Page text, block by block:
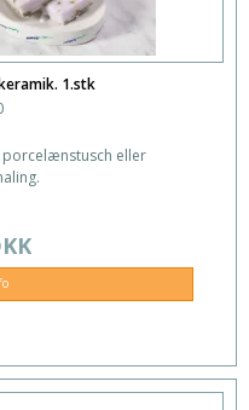
1.stk
porcelænstusch eller